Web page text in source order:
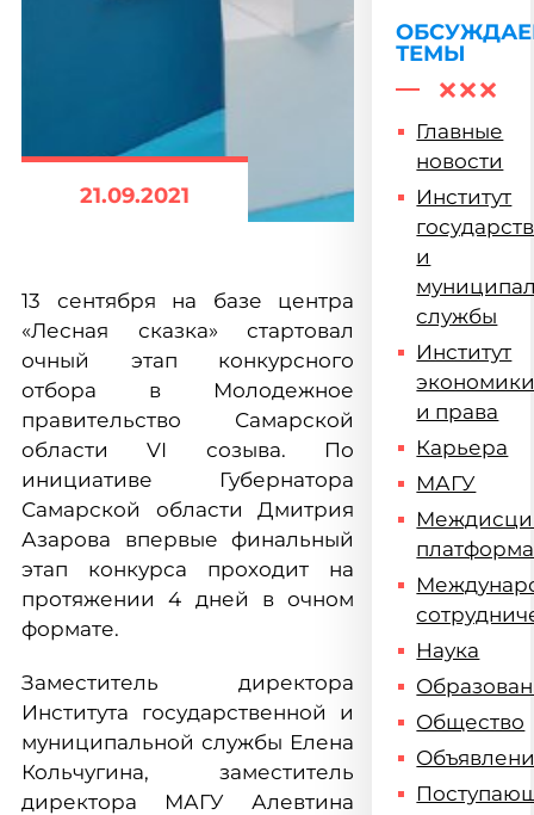
21.09.2021
13 сентября на базе центра
«Лесная сказка» стартовал
очный этап конкурсного
отбора в Молодежное
правительство Самарской
области VI созыва. По
инициативе Губернатора
Самарской области Дмитрия
Азарова впервые финальный
этап конкурса проходит на
протяжении 4 дней в очном
формате.
Заместитель директора
Института государственной и
муниципальной службы Елена
Кольчугина, заместитель
директора МАГУ Алевтина
ТЕМЫ
Главные
новости
Институт
и
службы
Институт
и права
Карьера
МАГУ
платформа
Наука
Общество